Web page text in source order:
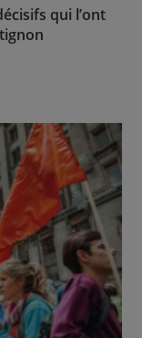
qui l’ont